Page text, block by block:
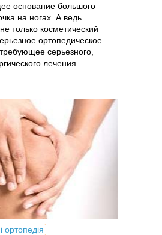
основание большого
на ногах. А ведь
только косметический
ортопедическое
серьезного,
лечения.
ортопедія